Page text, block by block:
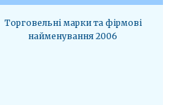
Торговельні марки та фірмові
найменування 2006